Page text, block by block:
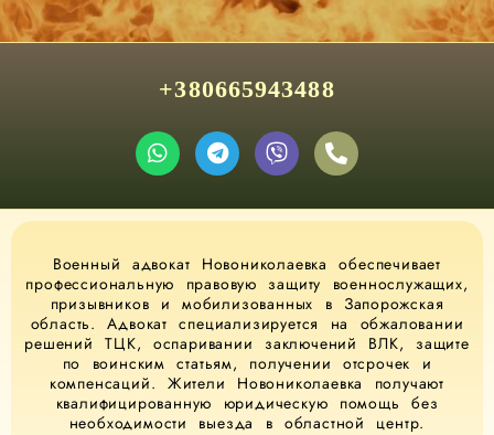
+380665943488
Военный адвокат Новониколаевка обеспечивает
профессиональную правовую защиту военнослужащих,
призывников и мобилизованных в Запорожская
область. Адвокат специализируется на обжаловании
решений ТЦК, оспаривании заключений ВЛК, защите
по воинским статьям, получении отсрочек и
компенсаций. Жители Новониколаевка получают
квалифицированную юридическую помощь без
необходимости выезда в областной центр.